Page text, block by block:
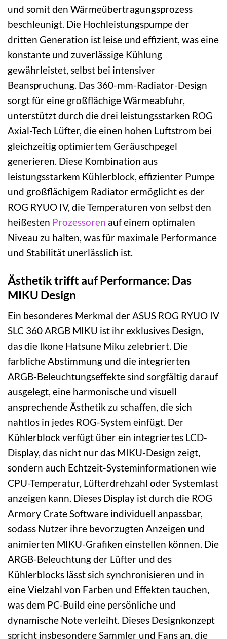
und somit den Wärmeübertragungsprozess
beschleunigt. Die Hochleistungspumpe der
dritten Generation ist leise und effizient, was eine
konstante und zuverlässige Kühlung
gewährleistet, selbst bei intensiver
Beanspruchung. Das 360-mm-Radiator-Design
sorgt für eine großflächige Wärmeabfuhr,
unterstützt durch die drei leistungsstarken ROG
Axial-Tech Lüfter, die einen hohen Luftstrom bei
gleichzeitig optimiertem Geräuschpegel
generieren. Diese Kombination aus
leistungsstarkem Kühlerblock, effizienter Pumpe
und großflächigem Radiator ermöglicht es der
ROG RYUO IV, die Temperaturen von selbst den
heißesten Prozessoren auf einem optimalen
Niveau zu halten, was für maximale Performance
und Stabilität unerlässlich ist.
Ästhetik trifft auf Performance: Das
MIKU Design
Ein besonderes Merkmal der ASUS ROG RYUO IV
SLC 360 ARGB MIKU ist ihr exklusives Design,
das die Ikone Hatsune Miku zelebriert. Die
farbliche Abstimmung und die integrierten
ARGB-Beleuchtungseffekte sind sorgfältig darauf
ausgelegt, eine harmonische und visuell
ansprechende Ästhetik zu schaffen, die sich
nahtlos in jedes ROG-System einfügt. Der
Kühlerblock verfügt über ein integriertes LCD-
Display, das nicht nur das MIKU-Design zeigt,
sondern auch Echtzeit-Systeminformationen wie
CPU-Temperatur, Lüfterdrehzahl oder Systemlast
anzeigen kann. Dieses Display ist durch die ROG
Armory Crate Software individuell anpassbar,
sodass Nutzer ihre bevorzugten Anzeigen und
animierten MIKU-Grafiken einstellen können. Die
ARGB-Beleuchtung der Lüfter und des
Kühlerblocks lässt sich synchronisieren und in
eine Vielzahl von Farben und Effekten tauchen,
was dem PC-Build eine persönliche und
dynamische Note verleiht. Dieses Designkonzept
spricht insbesondere Sammler und Fans an, die